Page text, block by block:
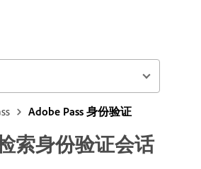
Adobe Pass 身份验证
索身份验证会话